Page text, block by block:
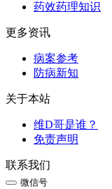
药效药理知识
更多资讯
病案参考
防病新知
关于本站
维D哥是谁？
免责声明
联系我们
微信号